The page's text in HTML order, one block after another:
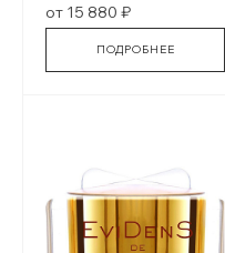
от 15 880 ₽
ПОДРОБНЕЕ